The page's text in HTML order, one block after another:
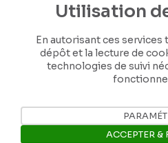
Nos coordonnées
E-mail: info@museerops.be
Utilisation
En autorisant ces services
dépôt et la lecture de
technologies de suivi
ACCEPTER &